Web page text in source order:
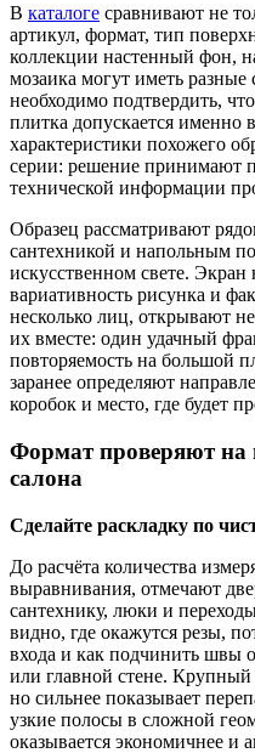
В каталоге сравнивают не
артикул, формат, тип
коллекции настенный фон,
мозаика могут иметь разные
необходимо подтвердить,
плитка допускается именно
характеристики похожего
серии: решение принимают
технической информации
Образец рассматривают
сантехникой и напольным
искусственном свете. Экран
вариативность рисунка и
несколько лиц, открывают
их вместе: один удачный
повторяемость на большой
заранее определяют
коробок и место, где будет
Формат проверяют на
салона
Сделайте раскладку по
До расчёта количества
выравнивания, отмечают
сантехнику, люки и
видно, где окажутся резы,
входа и как подчинить швы
или главной стене.
но сильнее показывает
узкие полосы в сложной
оказывается экономичнее и